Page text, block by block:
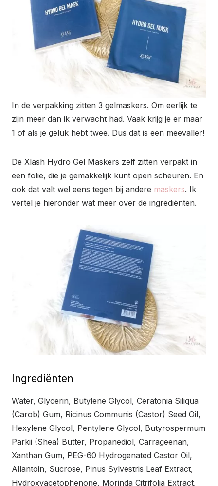
In de verpakking zitten 3 gelmaskers. Om eerlijk te
zijn meer dan ik verwacht had. Vaak krijg je er maar
1 of als je geluk hebt twee. Dus dat is een meevaller!
De Xlash Hydro Gel Maskers zelf zitten verpakt in
een folie, die je gemakkelijk kunt open scheuren. En
ook dat valt wel eens tegen bij andere maskers. Ik
vertel je hieronder wat meer over de ingrediënten.
Ingrediënten
Water, Glycerin, Butylene Glycol, Ceratonia Siliqua
(Carob) Gum, Ricinus Communis (Castor) Seed Oil,
Hexylene Glycol, Pentylene Glycol, Butyrospermum
Parkii (Shea) Butter, Propanediol, Carrageenan,
Xanthan Gum, PEG-60 Hydrogenated Castor Oil,
Allantoin, Sucrose, Pinus Sylvestris Leaf Extract,
Hydroxyacetophenone, Morinda Citrifolia Extract,